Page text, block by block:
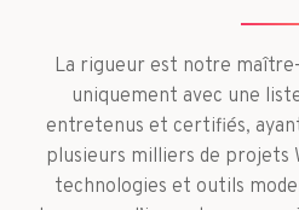
La rigueur est notre
uniquement avec une
entretenus et certifiés,
plusieurs milliers de projets
technologies et outils